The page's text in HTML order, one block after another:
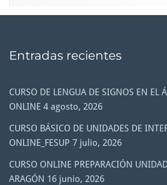
Entradas recientes
CURSO DE LENGUA DE SIGNOS EN EL
ONLINE 4 agosto, 2026
CURSO BÁSICO DE UNIDADES DE
ONLINE_FESUP 7 julio, 2026
CURSO ONLINE PREPARACIÓN
ARAGÓN 16 junio, 2026